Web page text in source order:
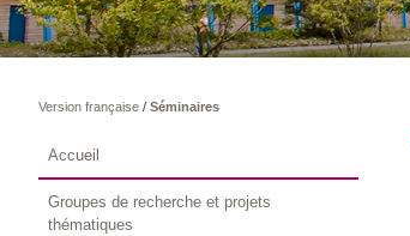
Version française/ Séminaires
Accueil
Groupes de recherche et projets
thématiques